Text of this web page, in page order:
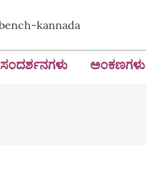
ಸಂದರ್ಶನಗಳು ಅಂಕಣಗಳು